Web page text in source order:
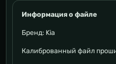
Информация о файле
Бренд: Kia
Калиброванный файл